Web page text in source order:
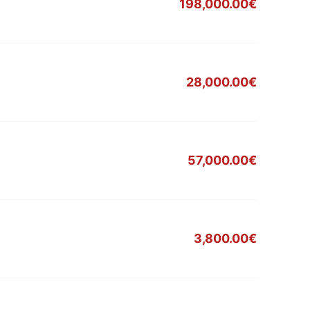
198,000.00€
28,000.00€
57,000.00€
3,800.00€